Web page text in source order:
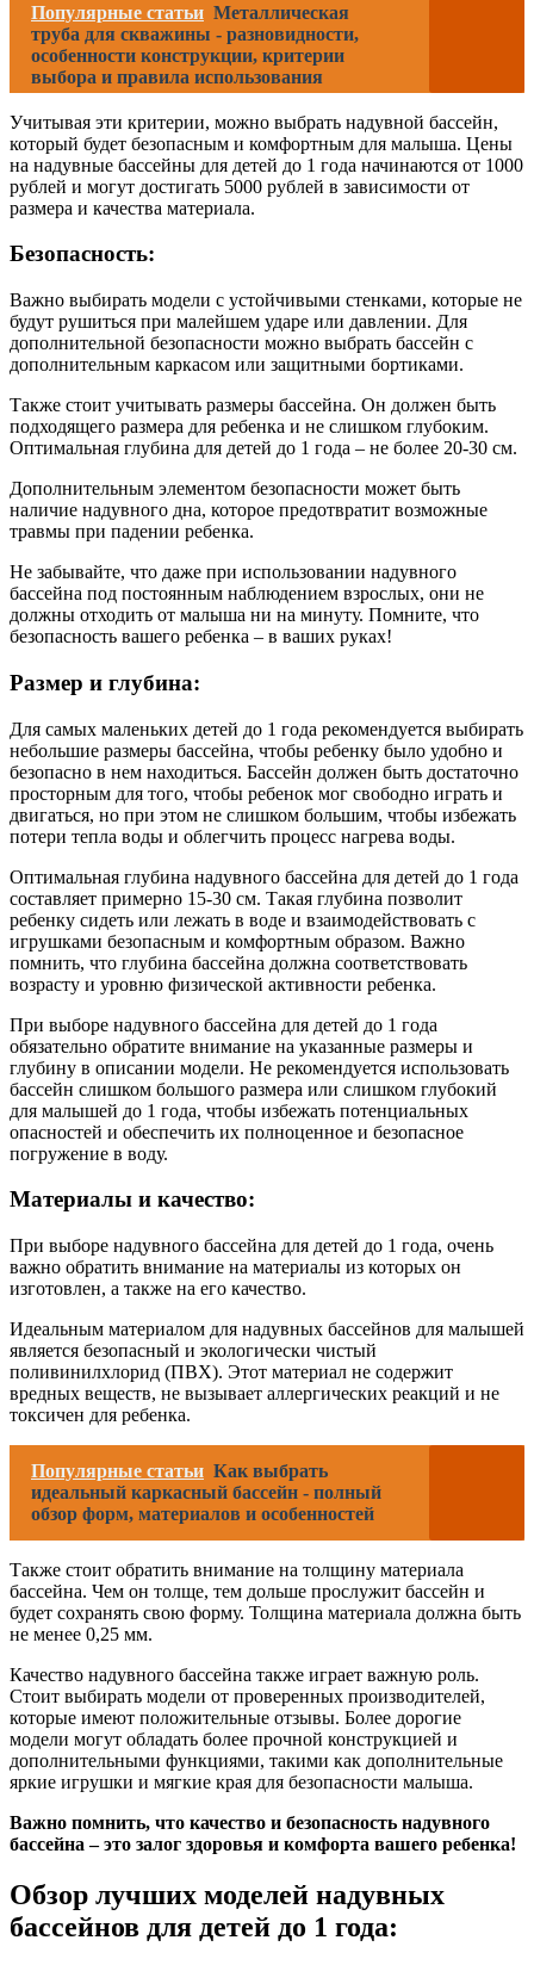
Популярные статьи Металлическая
труба для скважины - разновидности,
особенности конструкции, критерии
выбора и правила использования
Учитывая эти критерии, можно выбрать надувной бассейн,
который будет безопасным и комфортным для малыша. Цены
на надувные бассейны для детей до 1 года начинаются от 1000
рублей и могут достигать 5000 рублей в зависимости от
размера и качества материала.
Безопасность:
Важно выбирать модели с устойчивыми стенками, которые не
будут рушиться при малейшем ударе или давлении. Для
дополнительной безопасности можно выбрать бассейн с
дополнительным каркасом или защитными бортиками.
Также стоит учитывать размеры бассейна. Он должен быть
подходящего размера для ребенка и не слишком глубоким.
Оптимальная глубина для детей до 1 года – не более 20-30 см.
Дополнительным элементом безопасности может быть
наличие надувного дна, которое предотвратит возможные
травмы при падении ребенка.
Не забывайте, что даже при использовании надувного
бассейна под постоянным наблюдением взрослых, они не
должны отходить от малыша ни на минуту. Помните, что
безопасность вашего ребенка – в ваших руках!
Размер и глубина:
Для самых маленьких детей до 1 года рекомендуется выбирать
небольшие размеры бассейна, чтобы ребенку было удобно и
безопасно в нем находиться. Бассейн должен быть достаточно
просторным для того, чтобы ребенок мог свободно играть и
двигаться, но при этом не слишком большим, чтобы избежать
потери тепла воды и облегчить процесс нагрева воды.
Оптимальная глубина надувного бассейна для детей до 1 года
составляет примерно 15-30 см. Такая глубина позволит
ребенку сидеть или лежать в воде и взаимодействовать с
игрушками безопасным и комфортным образом. Важно
помнить, что глубина бассейна должна соответствовать
возрасту и уровню физической активности ребенка.
При выборе надувного бассейна для детей до 1 года
обязательно обратите внимание на указанные размеры и
глубину в описании модели. Не рекомендуется использовать
бассейн слишком большого размера или слишком глубокий
для малышей до 1 года, чтобы избежать потенциальных
опасностей и обеспечить их полноценное и безопасное
погружение в воду.
Материалы и качество:
При выборе надувного бассейна для детей до 1 года, очень
важно обратить внимание на материалы из которых он
изготовлен, а также на его качество.
Идеальным материалом для надувных бассейнов для малышей
является безопасный и экологически чистый
поливинилхлорид (ПВХ). Этот материал не содержит
вредных веществ, не вызывает аллергических реакций и не
токсичен для ребенка.
Популярные статьи Как выбрать
идеальный каркасный бассейн - полный
обзор форм, материалов и особенностей
Также стоит обратить внимание на толщину материала
бассейна. Чем он толще, тем дольше прослужит бассейн и
будет сохранять свою форму. Толщина материала должна быть
не менее 0,25 мм.
Качество надувного бассейна также играет важную роль.
Стоит выбирать модели от проверенных производителей,
которые имеют положительные отзывы. Более дорогие
модели могут обладать более прочной конструкцией и
дополнительными функциями, такими как дополнительные
яркие игрушки и мягкие края для безопасности малыша.
Важно помнить, что качество и безопасность надувного
бассейна – это залог здоровья и комфорта вашего ребенка!
Обзор лучших моделей надувных
бассейнов для детей до 1 года: